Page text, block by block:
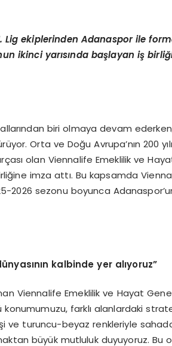
Lig ekiplerinden Adanaspor ile
ikinci yarısında başlayan iş
biri olmaya devam
Orta ve Doğu Avrupa’nın 200
olan Viennalife Emeklilik ve
imza attı. Bu kapsamda
2026 sezonu boyunca
kalbinde yer alıyoruz”
Viennalife Emeklilik ve Hayat
konumumuzu, farklı alanlardaki
ve turuncu-beyaz renkleriyle
büyük mutluluk duyuyoruz. Bu